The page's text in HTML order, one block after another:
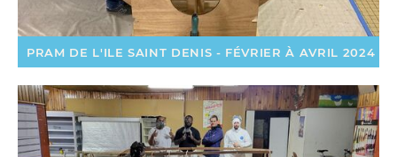
PRAM DE L'ILE SAINT DENIS - FÉVRIER À AVRIL 2024